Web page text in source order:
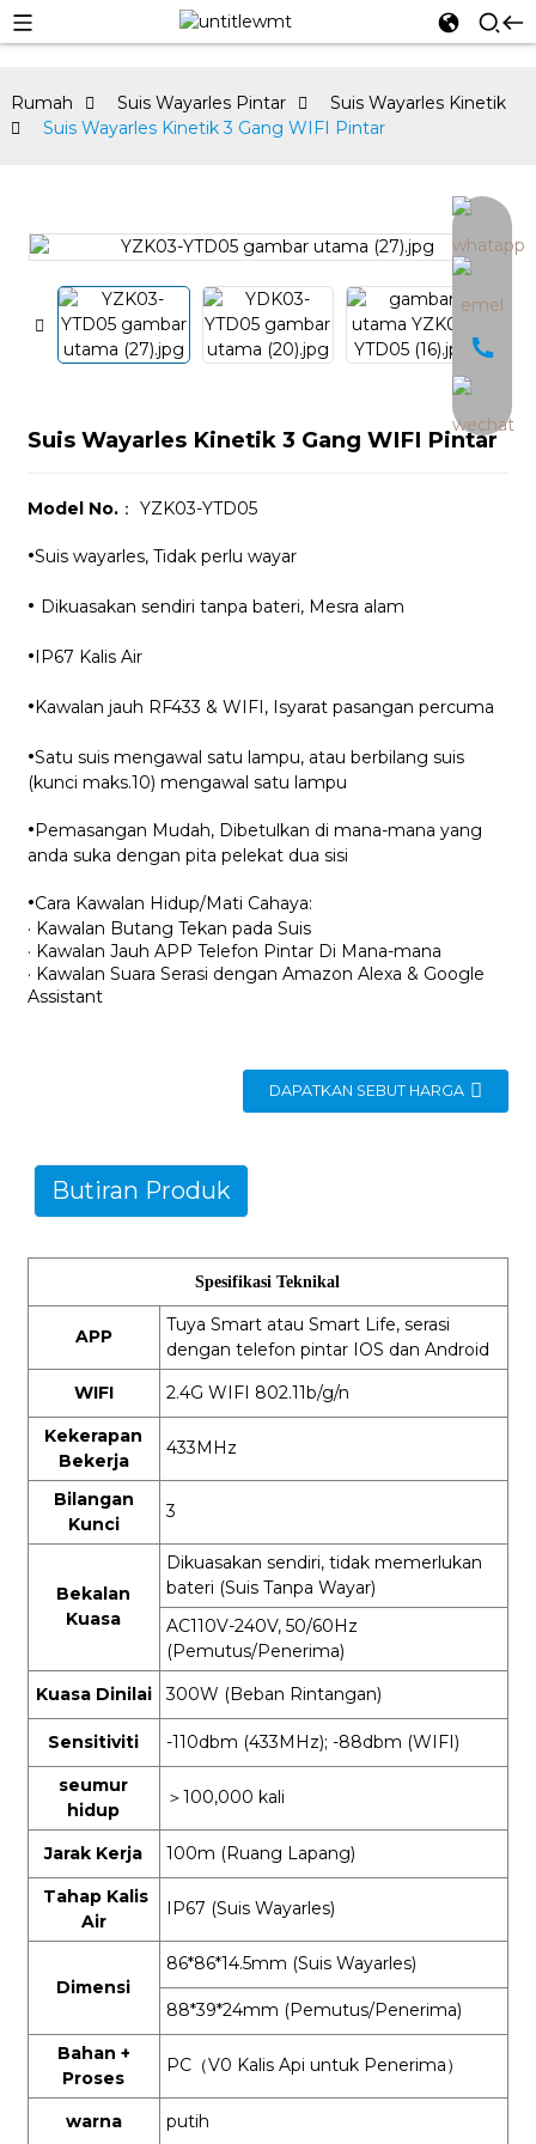
Rumah Suis Wayarles Pintar
Suis Wayarles Kinetik
Suis Wayarles Kinetik 3 Gang WIFI Pintar
Suis Wayarles Kinetik 3 Gang WIFI Pintar
Model No.： YZK03-YTD05
·Suis wayarles, Tidak perlu wayar
· Dikuasakan sendiri tanpa bateri, Mesra alam
·IP67 Kalis Air
·Kawalan jauh RF433 & WIFI, Isyarat pasangan percuma
·Satu suis mengawal satu lampu, atau berbilang suis
(kunci maks.10) mengawal satu lampu
·Pemasangan Mudah, Dibetulkan di mana-mana yang
anda suka dengan pita pelekat dua sisi
·Cara Kawalan Hidup/Mati Cahaya:
· Kawalan Butang Tekan pada Suis
· Kawalan Jauh APP Telefon Pintar Di Mana-mana
· Kawalan Suara Serasi dengan Amazon Alexa & Google
Assistant
DAPATKAN SEBUT HARGA
Butiran Produk
Spesifikasi Teknikal
APP
Tuya Smart atau Smart Life, serasi
dengan telefon pintar IOS dan Android
WIFI
2.4G WIFI 802.11b/g/n
Kekerapan
Bekerja
433MHz
Bilangan
Kunci
3
Bekalan
Kuasa
Dikuasakan sendiri, tidak memerlukan
bateri (Suis Tanpa Wayar)
AC110V-240V, 50/60Hz
(Pemutus/Penerima)
Kuasa Dinilai
300W (Beban Rintangan)
Sensitiviti
-110dbm (433MHz); -88dbm (WIFI)
seumur
hidup
＞100,000 kali
Jarak Kerja
100m (Ruang Lapang)
Tahap Kalis
Air
IP67 (Suis Wayarles)
Dimensi
86*86*14.5mm (Suis Wayarles)
88*39*24mm (Pemutus/Penerima)
Bahan +
Proses
PC（V0 Kalis Api untuk Penerima）
warna putih